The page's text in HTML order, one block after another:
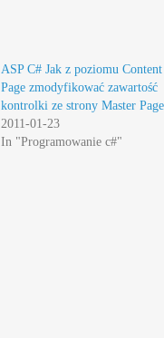
ASP C# Jak z poziomu Content
Page zmodyfikować zawartość
kontrolki ze strony Master Page
2011-01-23
In "Programowanie c#"